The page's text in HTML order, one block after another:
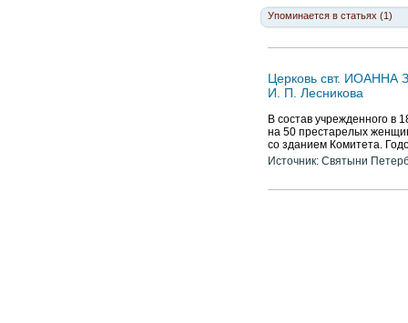
Упоминается в статьях (1)
Церковь свт. ИОАННА
И. П. Лесникова
В состав учрежденного в
на 50 престарелых
со зданием Комитета.
Источник: Святыни